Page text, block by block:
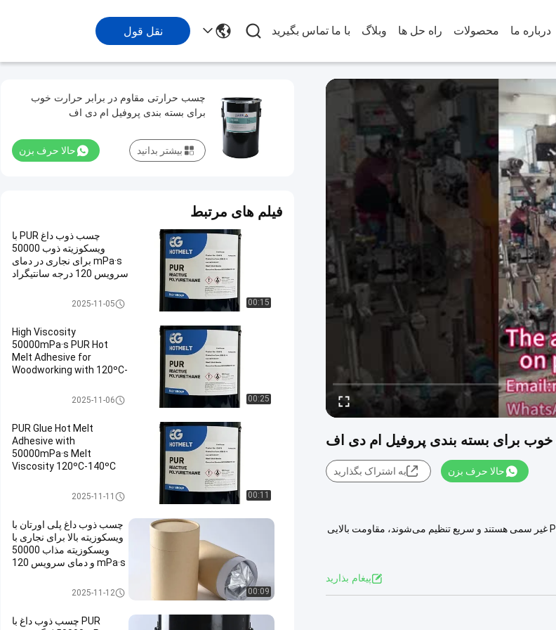
درباره ما محصولات راه حل ها وبلاگ با ما تماس بگیرید نقل قول
برای بسته بندی پروفیل ام دی اف
حالا حرف بزن به اشتراک بگذارید
چسب حرارتی مقاوم در برابر حرارت خوب برای بسته بندی پروفیل ام دی اف ذوب‌های داغ PUR غیر سمی هستند و سریع تنظیم می‌شوند، مقاومت بالایی
پيغام بذاريد
چسب حرارتی مقاوم در برابر حرارت خوب
برای بسته بندی پروفیل ام دی اف
حالا حرف بزن بیشتر بدانید
فیلم های مرتبط
00:15
چسب ذوب داغ PUR با
ویسکوزیته ذوب 50000
mPa·s برای نجاری در دمای
سرویس 120 درجه سانتیگراد
چسب حرارتی نجاری2025-11-05
00:25
High Viscosity
50000mPa·s PUR Hot
Melt Adhesive for
Woodworking with 120ºC-
Temperature and 78 ± 5
چسب حرارتی نجاری2025-11-06
00:11
PUR Glue Hot Melt
Adhesive with
50000mPa·s Melt
Viscosity 120ºC-140ºC
78 ± 5 ºC Softening Point
چسب حرارتی نجاری2025-11-11
00:09
چسب ذوب داغ پلی اورتان با
ویسکوزیته بالا برای نجاری با
ویسکوزیته مذاب 50000
mPa·s و دمای سرویس 120
چسب حرارتی نجاری2025-11-12
PUR چسب ذوب داغ با